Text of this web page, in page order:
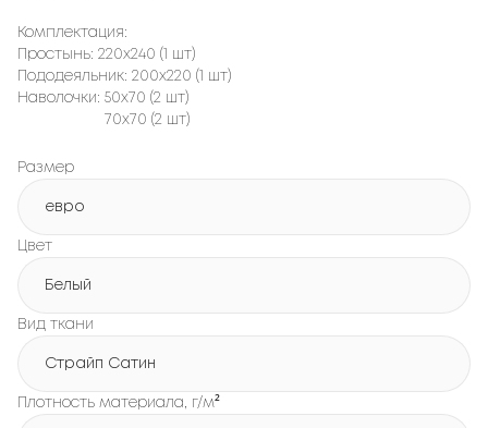
Комплектация:
Простынь: 220х240 (1 шт)
Пододеяльник: 200х220 (1 шт)
Наволочки: 50х70 (2 шт)
70х70 (2 шт)
Размер
евро
Цвет
Белый
Вид ткани
Страйп Сатин
Плотность материала, г/м²